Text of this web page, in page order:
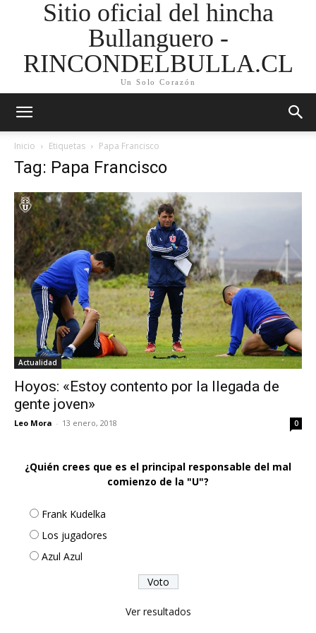
Sitio oficial del hincha
Bullanguero -
RINCONDELBULLA.CL
Un Solo Corazón
Inicio Etiquetas Papa Francisco
Tag: Papa Francisco
Actualidad
Hoyos: «Estoy contento por la llegada de
gente joven»
Leo Mora - 13 enero, 2018 0
¿Quién crees que es el principal responsable del mal
comienzo de la "U"?
Frank Kudelka
Los jugadores
Azul Azul
Ver resultados